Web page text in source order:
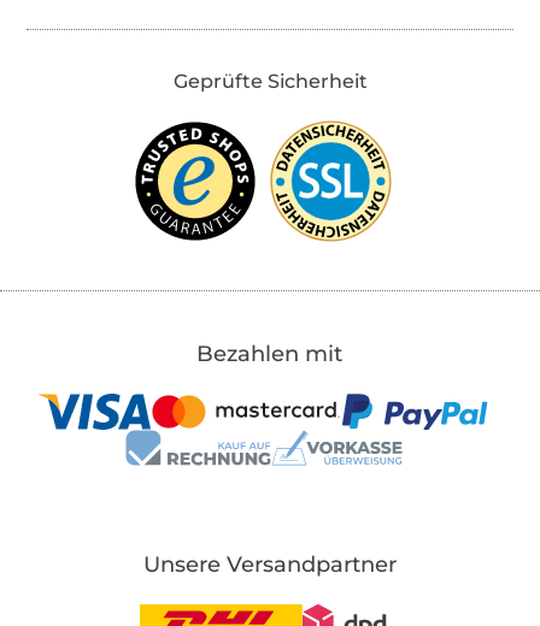
Geprüfte Sicherheit
Bezahlen mit
Unsere Versandpartner